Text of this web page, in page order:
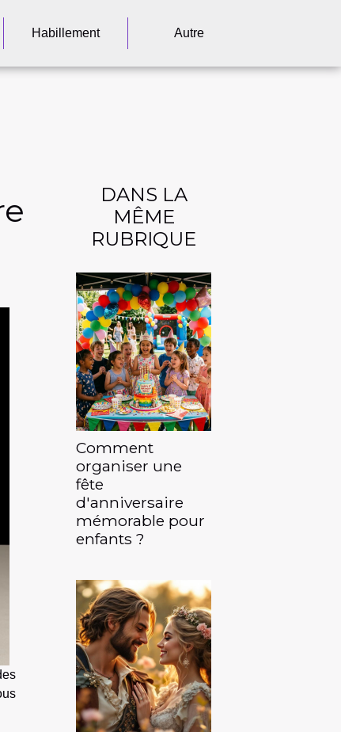
Habillement Autre
DANS LA
MÊME
RUBRIQUE
Comment
organiser une
fête
d'anniversaire
mémorable pour
enfants ?